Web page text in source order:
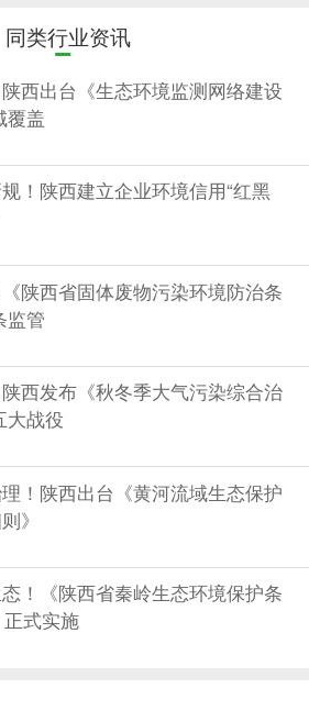
下，《条例》出台。
护补偿的概念和方式作了明确规
态保护补偿是指通过财政纵向补偿、
制补偿等机制，对按照规定或者约
和个人予以补偿的激励性制度安排。
金补偿、对口协作、产业转移、人
生态产品和服务等多种补偿方式。
补偿工作应当遵循的原则，《条
场调节相结合，坚持激励与约束并
坚持生态效益与经济效益、社会效
同类行业资讯
西出台《生态环境监测网络建设
覆盖
！陕西建立企业环境信用“红黑
陕西省固体废物污染环境防治条
监管
西发布《秋冬季大气污染综合治
大战役
！陕西出台《黄河流域生态保护
》
！《陕西省秦岭生态环境保护条
式实施